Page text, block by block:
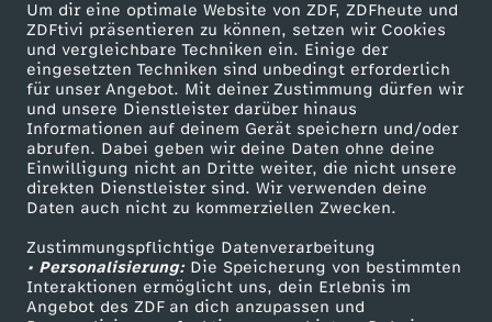
Um dir eine optimale Website von ZDF, ZDFheute und
ZDFtivi präsentieren zu können, setzen wir Cookies
und vergleichbare Techniken ein. Einige der
eingesetzten Techniken sind unbedingt erforderlich
für unser Angebot. Mit deiner Zustimmung dürfen wir
und unsere Dienstleister darüber hinaus
Informationen auf deinem Gerät speichern und/oder
abrufen. Dabei geben wir deine Daten ohne deine
Einwilligung nicht an Dritte weiter, die nicht unsere
direkten Dienstleister sind. Wir verwenden deine
Daten auch nicht zu kommerziellen Zwecken.
Zustimmungspflichtige Datenverarbeitung
• Personalisierung:Die Speicherung von bestimmten
Interaktionen ermöglicht uns, dein Erlebnis im
Angebot des ZDF an dich anzupassen und
i
n
E
u
r
o
Mehr ZDF
ZDF-Apps
Smart TV
ZDFtext
Livestreams
Sendungen A-Z
TV-Programm
Service
ZDFmitreden
Kontakt zum ZDF
Tickets
Zuschauerservice
Hilfe